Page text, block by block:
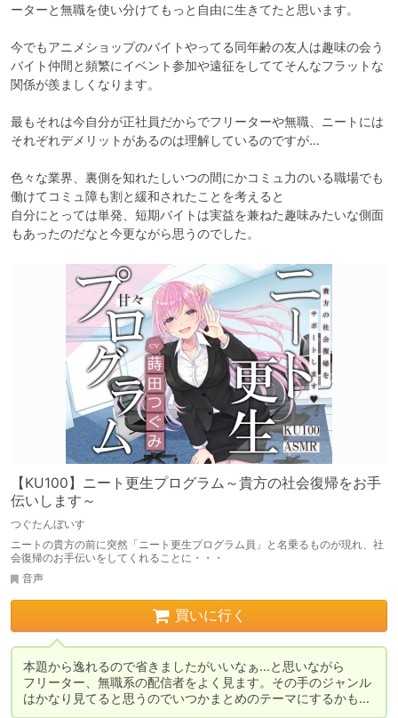
ーターと無職を使い分けてもっと自由に生きてたと思います。
今でもアニメショップのバイトやってる同年齢の友人は趣味の会う
バイト仲間と頻繁にイベント参加や遠征をしててそんなフラットな
関係が羨ましくなります。
最もそれは今自分が正社員だからでフリーターや無職、ニートには
それぞれデメリットがあるのは理解しているのですが…
色々な業界、裏側を知れたしいつの間にかコミュ力のいる職場でも
働けてコミュ障も割と緩和されたことを考えると
自分にとっては単発、短期バイトは実益を兼ねた趣味みたいな側面
もあったのだなと今更ながら思うのでした。
【KU100】ニート更生プログラム～貴方の社会復帰をお手
伝いします～
つぐたんぼいす
ニートの貴方の前に突然「ニート更生プログラム員」と名乗るものが現れ、社
会復帰のお手伝いをしてくれることに・・・
音声
買いに行く
本題から逸れるので省きましたがいいなぁ…と思いながら
フリーター、無職系の配信者をよく見ます。その手のジャンル
はかなり見てると思うのでいつかまとめのテーマにするかも…